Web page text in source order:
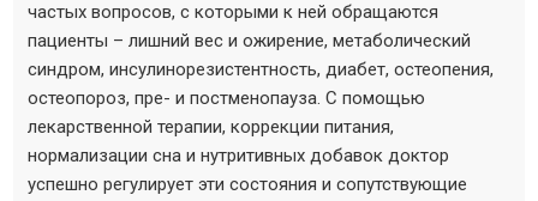
частых вопросов, с которыми к ней обращаются
пациенты – лишний вес и ожирение, метаболический
синдром, инсулинорезистентность, диабет, остеопения,
остеопороз, пре- и постменопауза. С помощью
лекарственной терапии, коррекции питания,
нормализации сна и нутритивных добавок доктор
успешно регулирует эти состояния и сопутствующие